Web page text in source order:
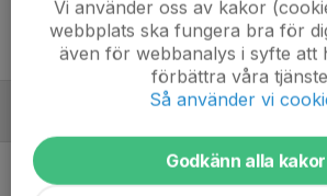
Vi använder oss av kakor
webbplats ska fungera bra för
även för webbanalys i syfte att
förbättra våra
Så använder vi
Godkänn alla kakor